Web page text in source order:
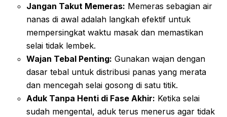
Jangan Takut Memeras: Memeras sebagian air
nanas di awal adalah langkah efektif untuk
mempersingkat waktu masak dan memastikan
selai tidak lembek.
Wajan Tebal Penting: Gunakan wajan dengan
dasar tebal untuk distribusi panas yang merata
dan mencegah selai gosong di satu titik.
Aduk Tanpa Henti di Fase Akhir: Ketika selai
sudah mengental, aduk terus menerus agar tidak